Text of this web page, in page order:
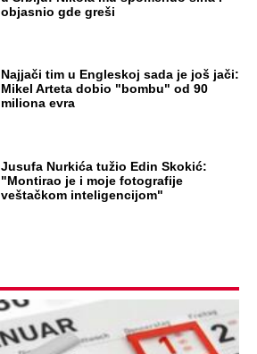
objasnio gde greši
Najjači tim u Engleskoj sada je još jači:
Mikel Arteta dobio "bombu" od 90
miliona evra
Jusufa Nurkića tužio Edin Skokić:
"Montirao je i moje fotografije
veštačkom inteligencijom"